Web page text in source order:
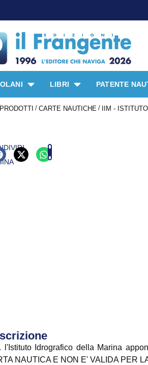
LIBRI PATENTE
PRODOTTI / CARTE NAUTICHE / IIM -
l'Istituto Idrografico della Marina
NAUTICA E NON E' VALIDA PER